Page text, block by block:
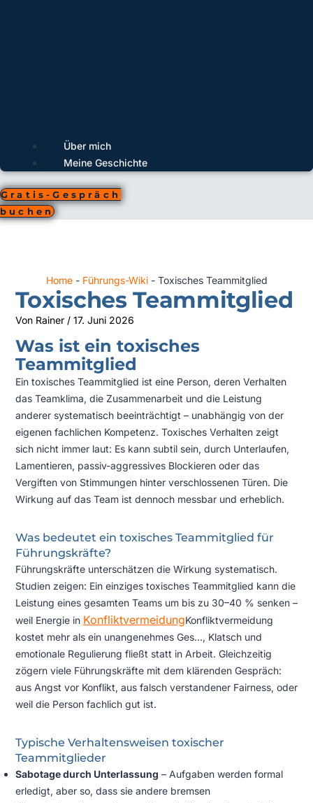
Über mich
Meine Geschichte
Gratis-Gespräch
buchen
Home- Führungs-Wiki- Toxisches Teammitglied
Toxisches Teammitglied
Von Rainer / 17. Juni 2026
Was ist ein toxisches
Teammitglied
Ein toxisches Teammitglied ist eine Person, deren Verhalten
das Teamklima, die Zusammenarbeit und die Leistung
anderer systematisch beeinträchtigt – unabhängig von der
eigenen fachlichen Kompetenz. Toxisches Verhalten zeigt
sich nicht immer laut: Es kann subtil sein, durch Unterlaufen,
Lamentieren, passiv-aggressives Blockieren oder das
Vergiften von Stimmungen hinter verschlossenen Türen. Die
Wirkung auf das Team ist dennoch messbar und erheblich.
Was bedeutet ein toxisches Teammitglied für
Führungskräfte?
Führungskräfte unterschätzen die Wirkung systematisch.
Studien zeigen: Ein einziges toxisches Teammitglied kann die
Leistung eines gesamten Teams um bis zu 30–40 % senken –
weil Energie in KonfliktvermeidungKonfliktvermeidung
kostet mehr als ein unangenehmes Ges..., Klatsch und
emotionale Regulierung fließt statt in Arbeit. Gleichzeitig
zögern viele Führungskräfte mit dem klärenden Gespräch:
aus Angst vor Konflikt, aus falsch verstandener Fairness, oder
weil die Person fachlich gut ist.
Typische Verhaltensweisen toxischer
Teammitglieder
Sabotage durch Unterlassung – Aufgaben werden formal
erledigt, aber so, dass sie andere bremsen